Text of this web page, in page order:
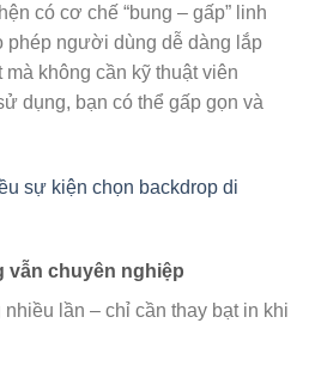
có cơ chế “bung – gấp” linh
phép người dùng dễ dàng lắp
không cần kỹ thuật viên
dụng, bạn có thể gấp gọn và
vẫn chuyên nghiệp
lần – chỉ cần thay bạt in khi